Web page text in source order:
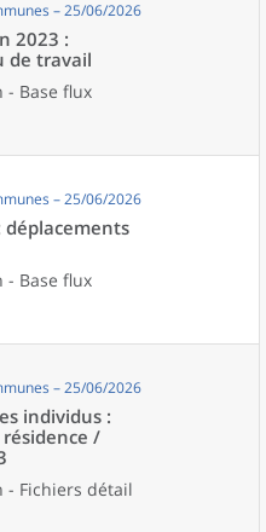
– 25/06/2026
2023 :
de travail
- Base flux
– 25/06/2026
déplacements
- Base flux
– 25/06/2026
individus :
/
- Fichiers détail